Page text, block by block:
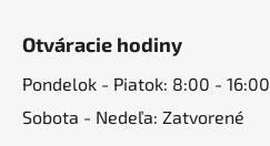
Otváracie hodiny
Pondelok - Piatok: 8:00 - 16:00
Sobota - Nedeľa: Zatvorené